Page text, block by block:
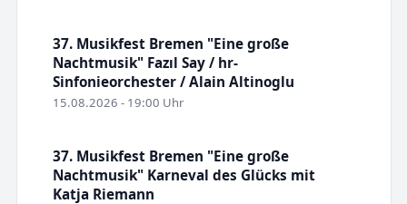
37. Musikfest Bremen "Eine große
Nachtmusik" Fazıl Say / hr-
Sinfonieorchester / Alain Altinoglu
15.08.2026 - 19:00 Uhr
37. Musikfest Bremen "Eine große
Nachtmusik" Karneval des Glücks mit
Katja Riemann